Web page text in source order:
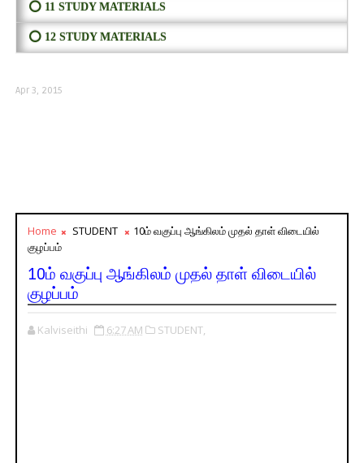
⭕ 11 STUDY MATERIALS
⭕ 12 STUDY MATERIALS
Apr 3, 2015
Home STUDENT
10ம் வகுப்பு ஆங்கிலம் முதல் தாள் விடையில்
குழப்பம்
10ம் வகுப்பு ஆங்கிலம் முதல் தாள் விடையில்
குழப்பம்
Kalviseithi 6:27 AM STUDENT,